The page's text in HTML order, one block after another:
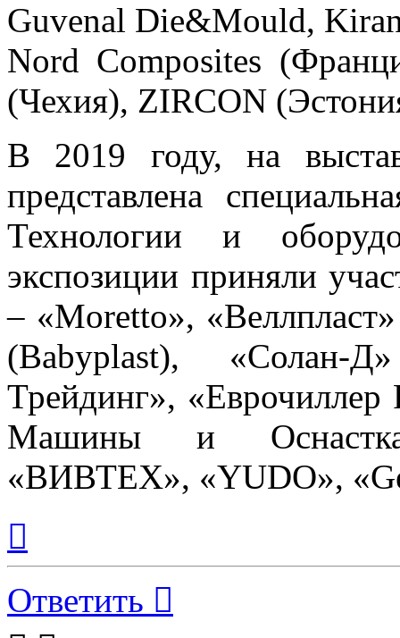
Guvenal Die&Mould,
Nord Composites
(Чехия), ZIRCON
В 2019 году, на
представлена
Технологии и
экспозиции приняли
– «Moretto»,
(Babyplast), «Солан-
Трейдинг»,
Машины и
«ВИВТЕХ», «YUDO»,
началу
Ответить